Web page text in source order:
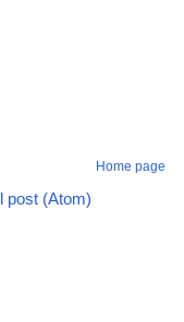
Home page
post (Atom)